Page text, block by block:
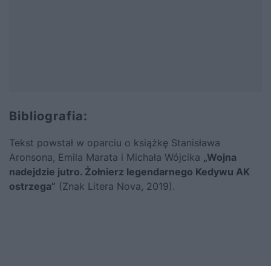
Bibliografia:
Tekst powstał w oparciu o książkę Stanisława
Aronsona, Emila Marata i Michała Wójcika „Wojna
nadejdzie jutro. Żołnierz legendarnego Kedywu AK
ostrzega” (Znak Litera Nova, 2019).